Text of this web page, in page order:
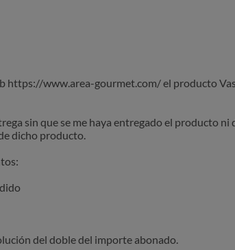
https://www.area-gourmet.com/ el producto
sin que se me haya entregado el producto
dicho producto.
del doble del importe abonado.